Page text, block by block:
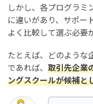
しかし、各プログラミ
に違いがあり、サポー
よく比較して選ぶ必要
たとえば、どのような
であれば、 取引先企業
ングスクールが候補と